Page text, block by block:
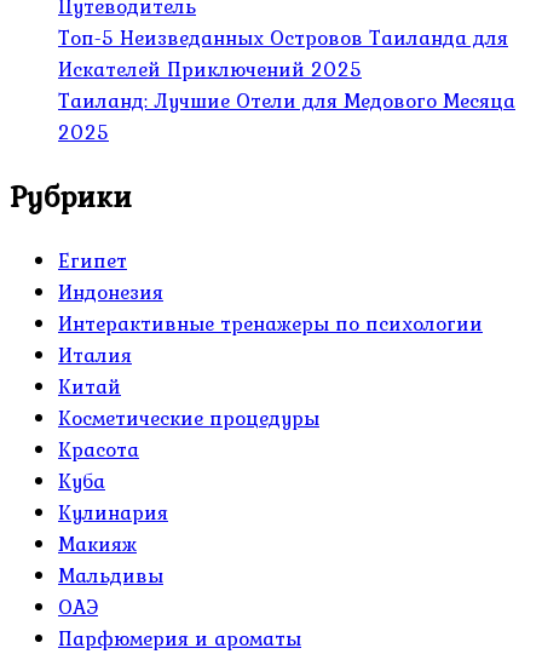
Топ-5 Неизведанных Островов Таиланда для
Искателей Приключений 2025
Таиланд: Лучшие Отели для Медового Месяца
2025
Рубрики
Египет
Индонезия
Интерактивные тренажеры по психологии
Италия
Китай
Косметические процедуры
Красота
Куба
Кулинария
Макияж
Мальдивы
ОАЭ
Парфюмерия и ароматы